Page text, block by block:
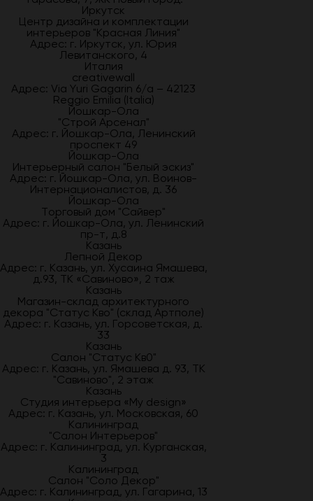
Иркутск
Центр дизайна и комплектации
интерьеров "Красная Линия"
Адрес: г. Иркутск, ул. Юрия
Левитанского, 4
Италия
creativewall
Адрес: Via Yuri Gagarin 6/a – 42123
Reggio Emilia (Italia)
Йошкар-Ола
"Строй Арсенал"
Адрес: г. Йошкар-Ола, Ленинский
проспект 49
Йошкар-Ола
Интерьерный салон "Белый эскиз"
Адрес: г. Йошкар-Ола, ул. Воинов-
Интернационалистов, д. 36
Йошкар-Ола
Торговый дом "Сайвер"
Адрес: г. Йошкар-Ола, ул. Ленинский
пр-т, д.8
Казань
Лепной Декор
Адрес: г. Казань, ул. Хусаина Ямашева,
д.93, ТК «Савиново», 2 таж
Казань
Магазин-склад архитектурного
декора "Статус Кво" (склад Артполе)
Адрес: г. Казань, ул. Горсоветская, д.
33
Казань
Салон "Статус Кв0"
Адрес: г. Казань, ул. Ямашева д. 93, ТК
"Савиново", 2 этаж
Казань
Студия интерьера «My design»
Адрес: г. Казань, ул. Московская, 60
Калининград
"Салон Интерьеров"
Адрес: г. Калининград, ул. Курганская,
3
Калининград
Салон "Соло Декор"
Адрес: г. Калининград, ул. Гагарина, 13